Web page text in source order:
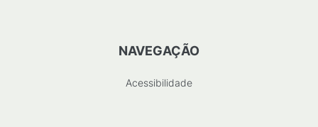
NAVEGAÇÃO
Acessibilidade